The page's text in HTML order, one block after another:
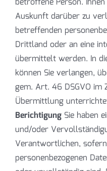
Auskunft darüber zu
betreffenden
Drittland oder an eine
übermittelt werden. In
können Sie verlangen,
gem. Art. 46 DSGVO im
Übermittlung
Berichtigung Sie haben
und/oder
Verantwortlichen,
personenbezogenen